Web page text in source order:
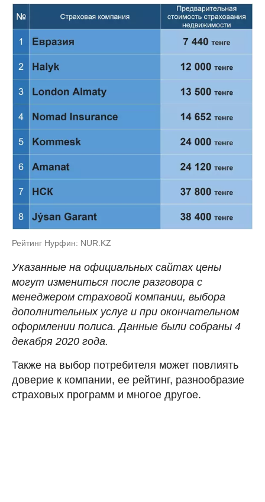
Рейтинг Нурфин: NUR.KZ
Указанные на официальных сайтах цены
могут измениться после разговора с
менеджером страховой компании, выбора
дополнительных услуг и при окончательном
оформлении полиса. Данные были собраны 4
декабря 2020 года.
Также на выбор потребителя может повлиять
доверие к компании, ее рейтинг, разнообразие
страховых программ и многое другое.